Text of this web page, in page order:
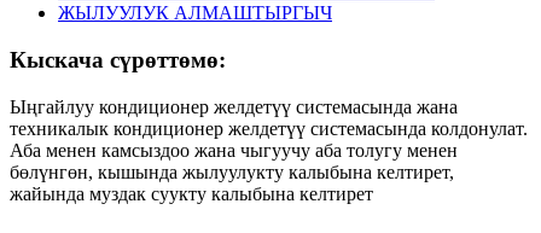
Кыскача сүрөттөмө:
Ыңгайлуу кондиционер желдетүү системасында жана
техникалык кондиционер желдетүү системасында колдонулат.
Аба менен камсыздоо жана чыгуучу аба толугу менен
бөлүнгөн, кышында жылуулукту калыбына келтирет,
жайында муздак суукту калыбына келтирет